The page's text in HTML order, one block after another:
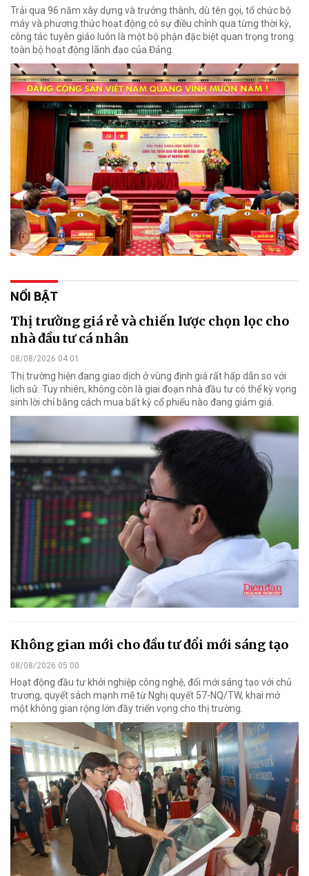
Trải qua 96 năm xây dựng và trưởng thành, dù tên gọi, tổ chức bộ
máy và phương thức hoạt động có sự điều chỉnh qua từng thời kỳ,
công tác tuyên giáo luôn là một bộ phận đặc biệt quan trọng trong
toàn bộ hoạt động lãnh đạo của Đảng.
NỔI BẬT
Thị trường giá rẻ và chiến lược chọn lọc cho
nhà đầu tư cá nhân
08/08/2026 04:01
Thị trường hiện đang giao dịch ở vùng định giá rất hấp dẫn so với
lịch sử. Tuy nhiên, không còn là giai đoạn nhà đầu tư có thể kỳ vọng
sinh lời chỉ bằng cách mua bất kỳ cổ phiếu nào đang giảm giá.
Không gian mới cho đầu tư đổi mới sáng tạo
08/08/2026 05:00
Hoạt động đầu tư khởi nghiệp công nghệ, đổi mới sáng tạo với chủ
trương, quyết sách mạnh mẽ từ Nghị quyết 57-NQ/TW, khai mở
một không gian rộng lớn đầy triển vọng cho thị trường.